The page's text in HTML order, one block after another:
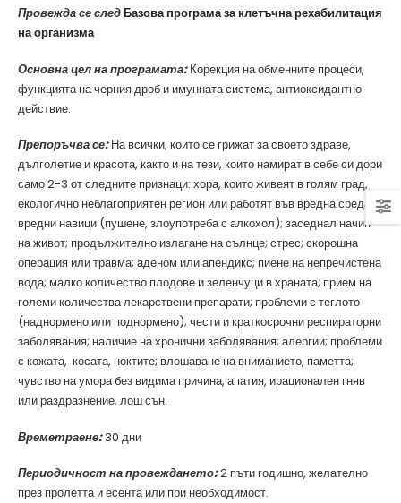
Провежда се следБазова програма за клетъчна рехабилитация
на организма
Основна цел на програмата:Корекция на обменните процеси,
функцията на черния дроб и имунната система, антиоксидантно
действие.
Препоръчва се:На всички, които се грижат за своето здраве,
дълголетие и красота, както и на тези, които намират в себе си дори
само 2-3 от следните признаци: хора, които живеят в голям град,
екологично неблагоприятен регион или работят във вредна среда;
вредни навици (пушене, злоупотреба с алкохол); заседнал начин
на живот; продължително излагане на сълнце; стрес; скорошна
операция или травма; аденом или апендикс; пиене на непречистена
вода; малко количество плодове и зеленчуци в храната; прием на
големи количества лекарствени препарати; проблеми с теглото
(наднормено или поднормено); чести и краткосрочни респираторни
заболявания; наличие на хронични заболявания; алергии; проблеми
с кожата, косата, ноктите; влошаване на вниманието, паметта;
чувство на умора без видима причина, апатия, ирационален гняв
или раздразнение, лош сън.
Времетраене:30 дни
Периодичност на провеждането:2 пъти годишно, желателно
през пролетта и есента или при необходимост.